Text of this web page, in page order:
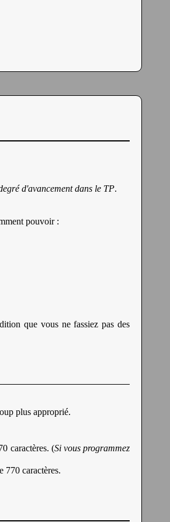
d'avancement dans le TP.
pouvoir :
que vous ne fassiez pas des
plus approprié.
caractères. (Si vous programmez
770 caractères.